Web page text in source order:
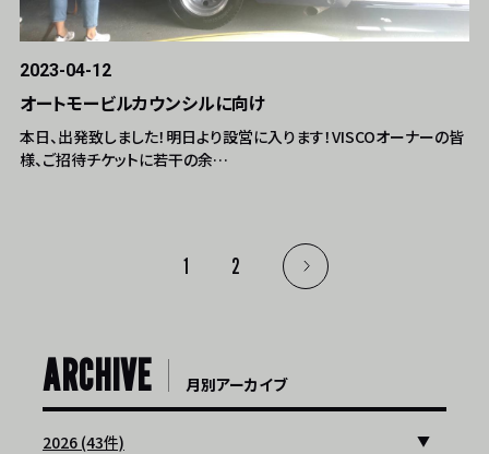
2023-04-12
オートモービルカウンシルに向け
本日、出発致しました！明日より設営に入ります！VISCOオーナーの皆
様、ご招待チケットに若干の余…
1 2
ARCHIVE 月別アーカイブ
2026 (43件)